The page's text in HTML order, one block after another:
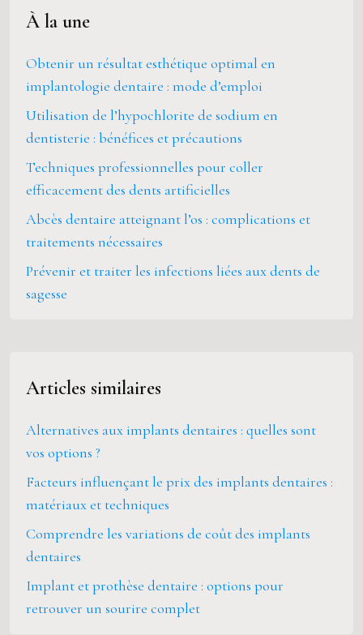
À la une
Obtenir un résultat esthétique optimal en
implantologie dentaire : mode d’emploi
Utilisation de l’hypochlorite de sodium en
dentisterie : bénéfices et précautions
Techniques professionnelles pour coller
efficacement des dents artificielles
Abcès dentaire atteignant l’os : complications et
traitements nécessaires
Prévenir et traiter les infections liées aux dents de
sagesse
Articles similaires
Alternatives aux implants dentaires : quelles sont
vos options ?
Facteurs influençant le prix des implants dentaires :
matériaux et techniques
Comprendre les variations de coût des implants
dentaires
Implant et prothèse dentaire : options pour
retrouver un sourire complet